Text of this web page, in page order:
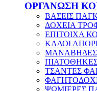
ΟΡΓΑΝΩΣΗ
ΒΑΣΕΙΣ
ΔΟΧΕΙΑ
ΕΠΙΤΟΙΧΑ
ΚΑΔΟΙ
ΜΑΝΑΒΗΔΕΣ
ΤΣΑΝΤΕΣ
ΨΩΜΙΕΡΕΣ